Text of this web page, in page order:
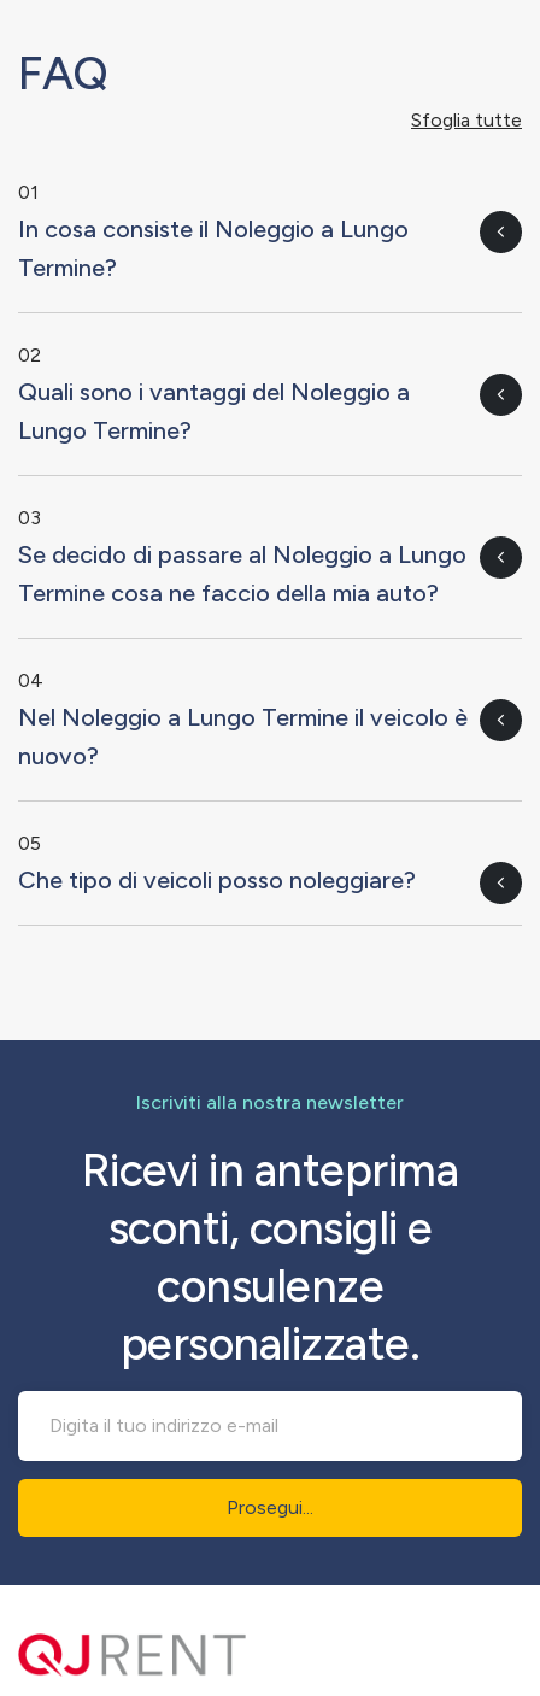
FAQ
Sfoglia tutte
01
In cosa consiste il Noleggio a Lungo
Termine?
02
Quali sono i vantaggi del Noleggio a
Lungo Termine?
03
Se decido di passare al Noleggio a Lungo
Termine cosa ne faccio della mia auto?
04
Nel Noleggio a Lungo Termine il veicolo è
nuovo?
05
Che tipo di veicoli posso noleggiare?
Iscriviti alla nostra newsletter
Ricevi in anteprima
sconti, consigli e
consulenze
personalizzate.
Prosegui...